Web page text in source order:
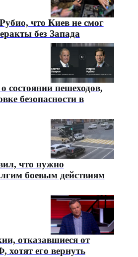
что Киев не смог
без Запада
состоянии пешеходов,
безопасности в
что нужно
боевым действиям
отказавшиеся от
хотят его вернуть